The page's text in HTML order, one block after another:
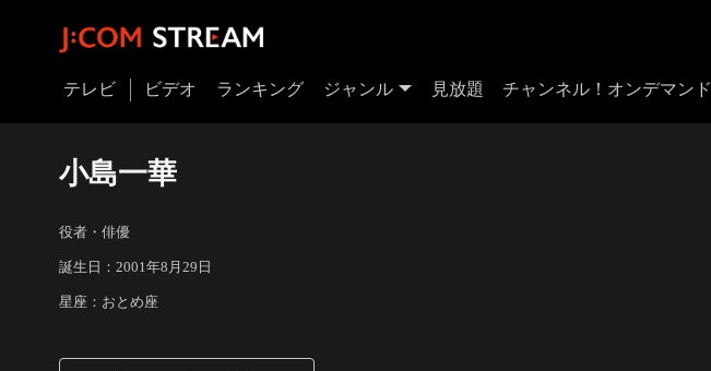
テレビ ビデオ ランキング ジャンル 見放題 チャンネル！オンデマンド
小島一華
役者・俳優
誕生日：2001年8月29日
星座：おとめ座